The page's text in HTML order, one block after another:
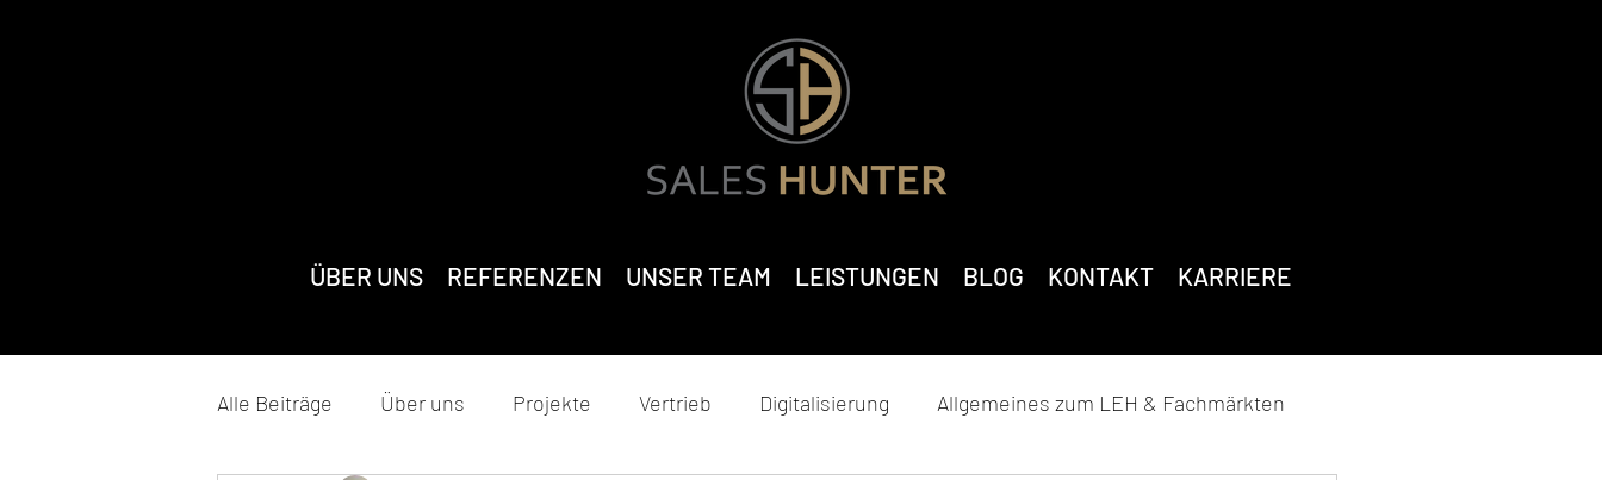
ÜBER UNS REFERENZEN UNSER TEAM LEISTUNGEN BLOG KONTAKT KARRIERE
Alle Beiträge Über uns Projekte Vertrieb Digitalisierung Allgemeines zum LEH & Fachmärkten